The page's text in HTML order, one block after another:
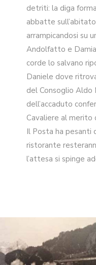
detriti: la diga
abbatte
arrampicandosi su
Andolfatto e
corde lo salvano
Daniele dove
del Consoglio Aldo
dell’accaduto
Cavaliere al merito
Il Posta ha pesanti
ristorante
l’attesa si spinge